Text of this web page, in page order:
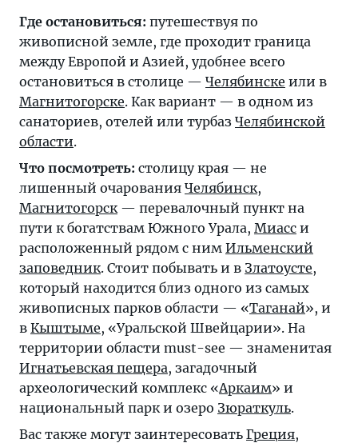
Где остановиться: путешествуя по
живописной земле, где проходит граница
между Европой и Азией, удобнее всего
остановиться в столице — Челябинске или в
Магнитогорске. Как вариант — в одном из
санаториев, отелей или турбаз Челябинской
области.
Что посмотреть: столицу края — не
лишенный очарования Челябинск,
Магнитогорск— перевалочный пункт на
пути к богатствам Южного Урала, Миасс и
расположенный рядом с ним Ильменский
заповедник. Стоит побывать и в Златоусте,
который находится близ одного из самых
живописных парков области — «Таганай», и
в Кыштыме, «Уральской Швейцарии». На
территории области must-see — знаменитая
Игнатьевская пещера, загадочный
археологический комплекс «Аркаим» и
национальный парк и озеро Зюраткуль.
Вас также могут заинтересовать Греция,